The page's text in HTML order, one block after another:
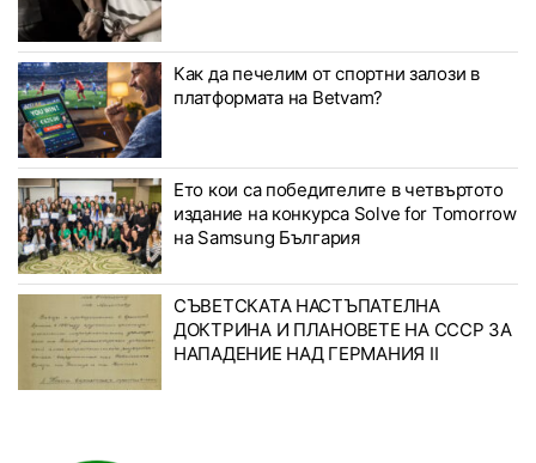
Как да печелим от спортни залози в
платформата на Betvam?
Ето кои са победителите в четвъртото
издание на конкурса Solve for Tomorrow
на Samsung България
СЪВЕТСКАТА НАСТЪПАТЕЛНА
ДОКТРИНА И ПЛАНОВЕТЕ НА СССР ЗА
НАПАДЕНИЕ НАД ГЕРМАНИЯ II